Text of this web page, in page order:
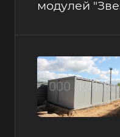
модулей